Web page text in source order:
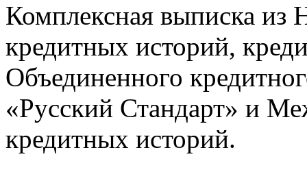
Комплексная выписка из
кредитных историй,
Объединенного
«Русский Стандарт» и
кредитных историй.